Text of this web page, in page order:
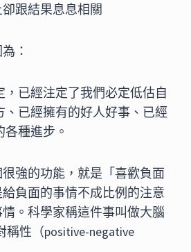
跟結果息息相關
：
，已經注定了我們必定低估自
、已經擁有的好人好事、已經
種進步。
強的功能，就是「喜歡負面
負面的事情不成比例的注意
。科學家稱這件事叫做大腦
稱性（positive-negative